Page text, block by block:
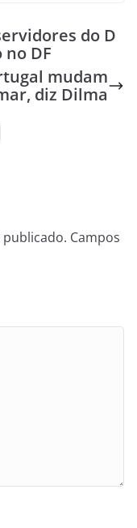
do D
DF
mudam
diz Dilma
publicado. Campos